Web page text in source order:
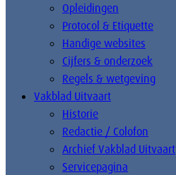
Opleidingen
Protocol & Etiquette
Handige websites
Cijfers & onderzoek
Regels & wetgeving
Vakblad Uitvaart
Historie
Redactie / Colofon
Archief Vakblad Uitvaart
Servicepagina